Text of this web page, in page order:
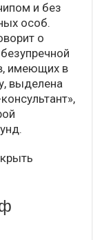
и без
особ.
о
имеющих в
выделена